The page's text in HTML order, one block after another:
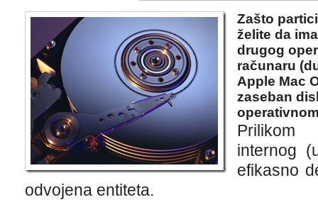
Zašto
želite da
drugog
računaru
Apple Mac
zaseban
Prilikom
internog
efikasno
odvojena entiteta.